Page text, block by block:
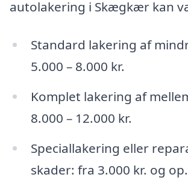
autolakering i Skægkær kan
Standard lakering af
5.000 – 8.000 kr.
Komplet lakering af
8.000 – 12.000 kr.
Speciallakering eller
skader: fra 3.000 kr. og op.